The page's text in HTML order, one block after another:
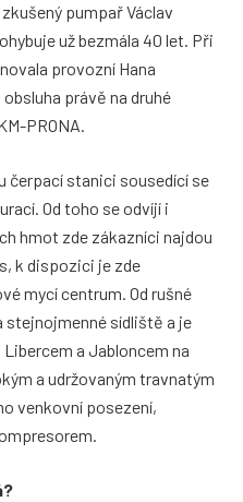
pumpař Václav
už bezmála 40 let. Při
provozní Hana
právě na druhé
PRONA.
čerpací stanici sousedící se
Od toho se odvíjí i
hmot zde zákazníci najdou
k dispozici je zde
mycí centrum. Od rušné
stejnojmenné sídliště a je
a Jabloncem na
a udržovaným travnatým
venkovní posezení,